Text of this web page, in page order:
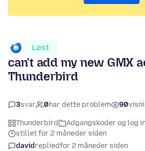
Løst
can't add my new GMX
Thunderbird
3svar 0har dette problem 90
Thunderbird
Adgangskoder og log
stillet for 2 måneder siden
davidrepliedfor 2 måneder siden